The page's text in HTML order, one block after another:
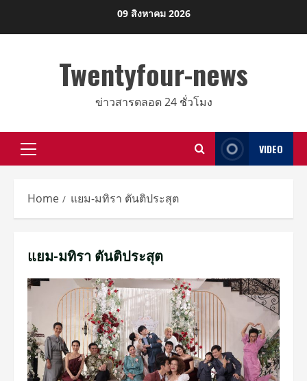
09 สิงหาคม 2026
Twentyfour-news
ข่าวสารตลอด 24 ชั่วโมง
Primary
VIDEO
Home แยม-มทิรา ตันติประสุต
แยม-มทิรา ตันติประสุต